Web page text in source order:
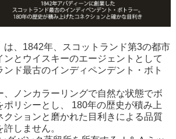
は、1842年、スコットランド第3の都市
ンとウイスキーのエージェントとして
ド最古のインディペンデント・ボト
、ノンカラーリングで自然な状態でボ
ポリシーとし、 180年の歴史が積み上
クションと磨かれた目利きによる品質
しません。